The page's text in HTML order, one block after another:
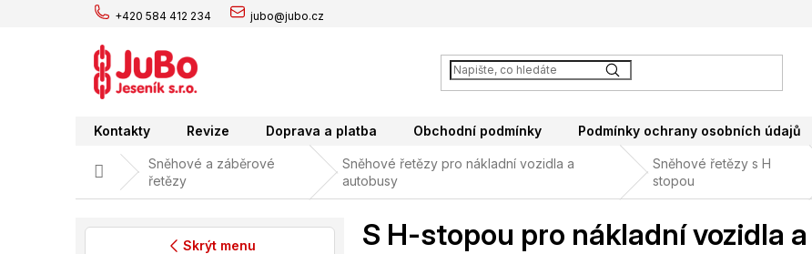
+420 584 412 234 jubo@jubo.cz
Kontakty Revize Doprava a platba Obchodní podmínky Podmínky ochrany osobních údajů
Domů
Sněhové a záběrové
řetězy
Sněhové řetězy pro nákladní vozidla a
autobusy
Sněhové řetězy s H
stopou
Skrýt menu S H-stopou pro nákladní vozidla